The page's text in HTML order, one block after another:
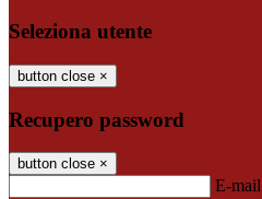
Seleziona utente
button close ×
Recupero password
button close ×
E-mail